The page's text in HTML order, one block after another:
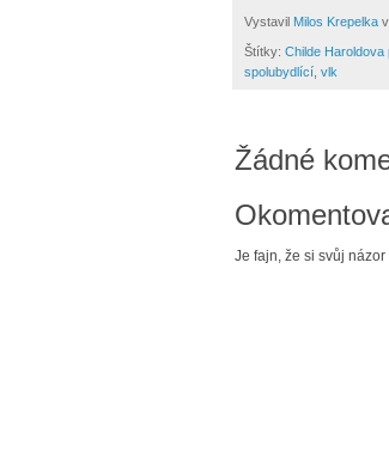
Vystavil Milos Krepelka v
Štítky: Childe Haroldova
spolubydlící, vlk
Žádné
Je fajn, že si svůj